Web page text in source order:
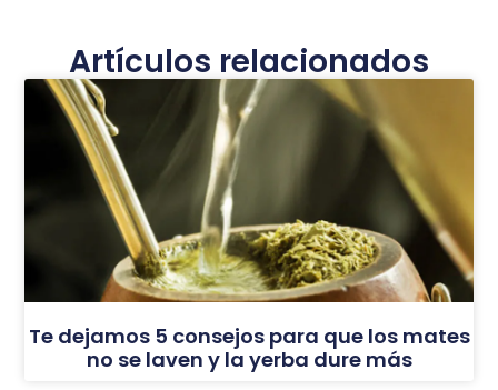
Artículos relacionados
Te dejamos 5 consejos para que los mates
no se laven y la yerba dure más